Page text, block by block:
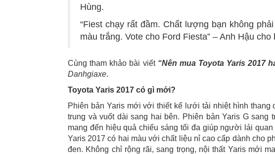
Hùng.
“Fiest chạy rất đầm. Chất lượng bạn không
màu trắng. Vote cho Ford Fiesta” – Anh Hậu cho
Cùng tham khảo bài viết “Nên mua Toyota Yaris 2017
Danhgiaxe.
Toyota Yaris 2017 có gì mới?
Phiên bản Yaris mới với thiết kế lưới tải nhiệt hình
trung và vuốt dài sang hai bên. Phiên bản Yaris G sang
mang đến hiệu quả chiếu sáng tối đa giúp người lái
Yaris 2017 có hai màu với chất liệu nỉ cao cấp dành cho
đen. Không chỉ rộng rãi, sang trọng, nội thất Yaris mới